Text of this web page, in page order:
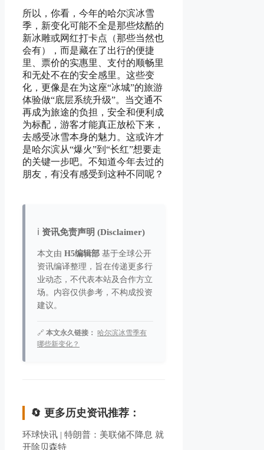
所以，你看，今年的哈尔滨冰雪
季，新变化可能不全是那些炫酷的
新冰雕或网红打卡点（那些当然也
会有），而是藏在了出行的便捷
里、票价的实惠里、支付的顺畅里
和无处不在的安全感里。这些变
化，更像是在为这座“冰城”的旅游
体验做“底层系统升级”。当交通不
再成为旅途的负担，安全和便利成
为标配，游客才能真正放松下来，
去感受冰雪本身的魅力。这或许才
是哈尔滨从“爆火”到“长红”想要走
的关键一步吧。不知道今年去过的
朋友，有没有感受到这种不同呢？
ℹ️ 资讯免责声明 (Disclaimer)
本文由 H5编辑部 基于全球公开
资讯编译整理，旨在传递更多行
业动态，不代表本站及合作方立
场。内容仅供参考，不构成投资
建议。
🔗 本文永久链接： 哈尔滨冰雪季有
哪些新变化？
🔄 更多历史资讯推荐：
环球快讯 | 特朗普：美联储不降息 就
开除贝森特